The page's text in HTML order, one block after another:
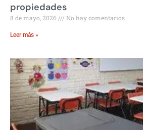
propiedades
8 de mayo, 2026 No hay comentarios
Leer más »